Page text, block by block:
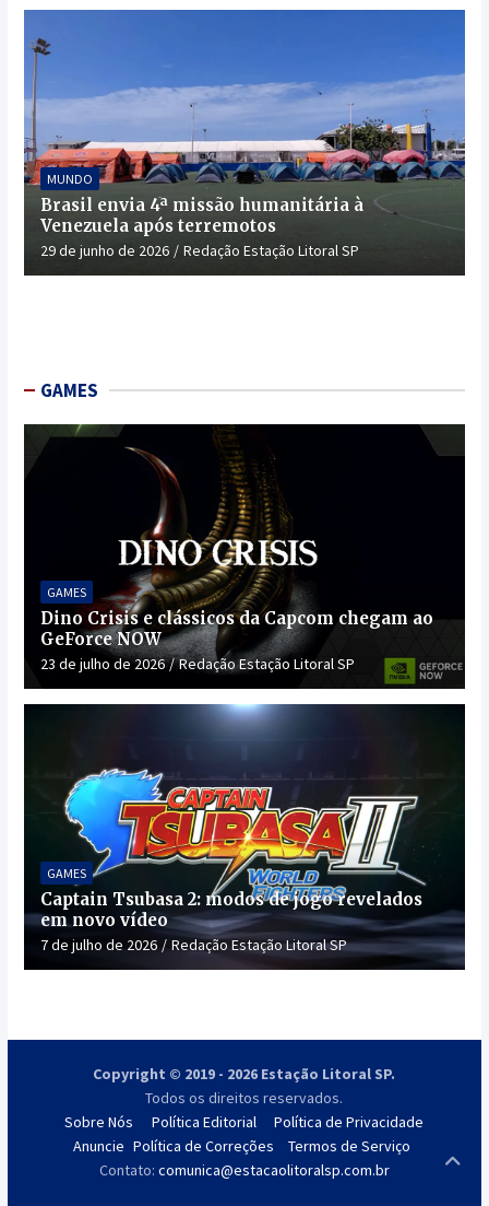
MUNDO
Brasil envia 4ª missão humanitária à
Venezuela após terremotos
29 de junho de 2026 Redação Estação Litoral SP
GAMES
GAMES
Dino Crisis e clássicos da Capcom chegam ao
GeForce NOW
23 de julho de 2026 Redação Estação Litoral SP
GAMES
Captain Tsubasa 2: modos de jogo revelados
em novo vídeo
7 de julho de 2026 Redação Estação Litoral SP
Copyright © 2019 - 2026 Estação Litoral SP.
Todos os direitos reservados.
Sobre Nós
Anuncie
Política Editorial
Política de Correções
Política de Privacidade
Termos de Serviço
Contato: comunica@estacaolitoralsp.com.br